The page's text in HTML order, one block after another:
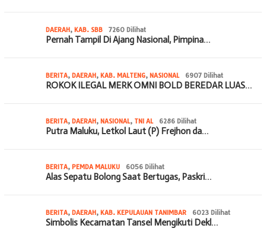
DAERAH, KAB. SBB 7260 Dilihat
Pernah Tampil Di Ajang Nasional, Pimpina…
BERITA, DAERAH, KAB. MALTENG, NASIONAL 6907 Dilihat
ROKOK ILEGAL MERK OMNI BOLD BEREDAR LUAS…
BERITA, DAERAH, NASIONAL, TNI AL 6286 Dilihat
Putra Maluku, Letkol Laut (P) Frejhon da…
BERITA, PEMDA MALUKU 6056 Dilihat
Alas Sepatu Bolong Saat Bertugas, Paskri…
BERITA, DAERAH, KAB. KEPULAUAN TANIMBAR 6023 Dilihat
Simbolis Kecamatan Tansel Mengikuti Dekl…